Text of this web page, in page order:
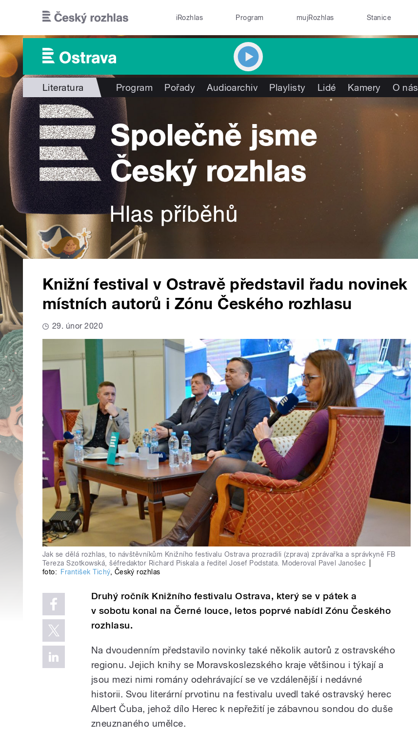
iRozhlas Program mujRozhlas Stanice
Literatura Program Pořady Audioarchiv Playlisty Lidé Kamery O nás
Knižní festival v Ostravě představil řadu novinek
místních autorů i Zónu Českého rozhlasu
29. únor 2020
Jak se dělá rozhlas, to návštěvníkům Knižního festivalu Ostrava prozradili (zprava) zprávařka a správkyně FB
Tereza Szotkowská, šéfredaktor Richard Piskala a ředitel Josef Podstata. Moderoval Pavel Janošec
foto:
František Tichý, Český rozhlas
Druhý ročník Knižního festivalu Ostrava, který se v pátek a
v sobotu konal na Černé louce, letos poprvé nabídl Zónu Českého
rozhlasu.
Na dvoudenním představilo novinky také několik autorů z ostravského
regionu. Jejich knihy se Moravskoslezského kraje většinou i týkají a
jsou mezi nimi romány odehrávající se ve vzdálenější i nedávné
historii. Svou literární prvotinu na festivalu uvedl také ostravský herec
Albert Čuba, jehož dílo Herec k nepřežití je zábavnou sondou do duše
zneuznaného umělce.